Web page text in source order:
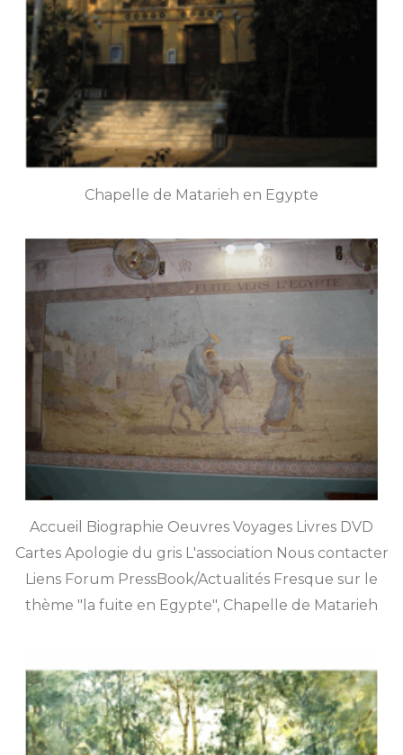
Chapelle de Matarieh en Egypte
Accueil Biographie Oeuvres Voyages Livres DVD
Cartes Apologie du gris L'association Nous contacter
Liens Forum PressBook/Actualités Fresque sur le
thème "la fuite en Egypte", Chapelle de Matarieh